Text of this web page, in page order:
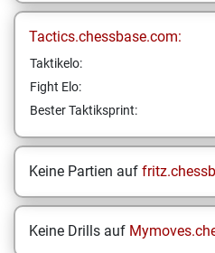
Tactics.chessbase.com:
Taktikelo:
Fight Elo:
Bester Taktiksprint:
Keine Partien auf
Keine Drills auf